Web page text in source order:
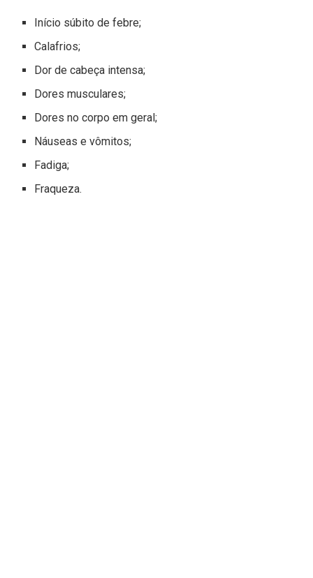
Início súbito de febre;
Calafrios;
Dor de cabeça intensa;
Dores musculares;
Dores no corpo em geral;
Náuseas e vômitos;
Fadiga;
Fraqueza.